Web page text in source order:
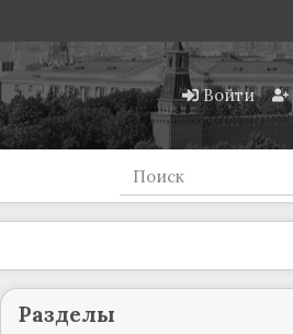
Войти
Разделы